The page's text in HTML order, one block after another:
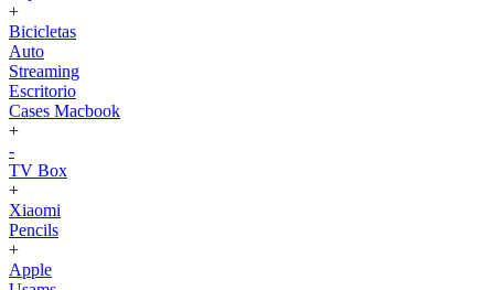
+
Bicicletas
Auto
Streaming
Escritorio
Cases Macbook
+
-
TV Box
+
Xiaomi
Pencils
+
Apple